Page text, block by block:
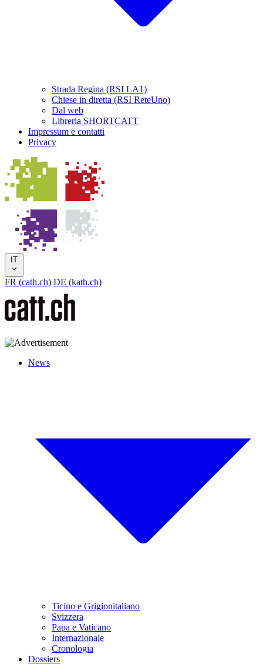
Strada Regina (RSI LA1)
Chiese in diretta (RSI ReteUno)
Dal web
Libreria SHORTCATT
Impressum e contatti
Privacy
IT
FR (cath.ch) DE (kath.ch)
News
Ticino e Grigionitaliano
Svizzera
Papa e Vaticano
Internazionale
Cronologia
Dossiers